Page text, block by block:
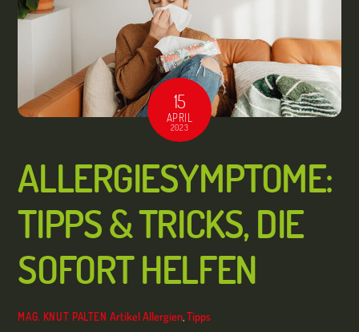
15
APRIL
2023
ALLERGIESYMPTOME:
TIPPS & TRICKS, DIE
SOFORT HELFEN
MAG. KNUT PALTEN ArtikelAllergien, Tipps